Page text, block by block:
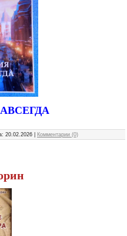
20.02.2026 Комментарии (0)